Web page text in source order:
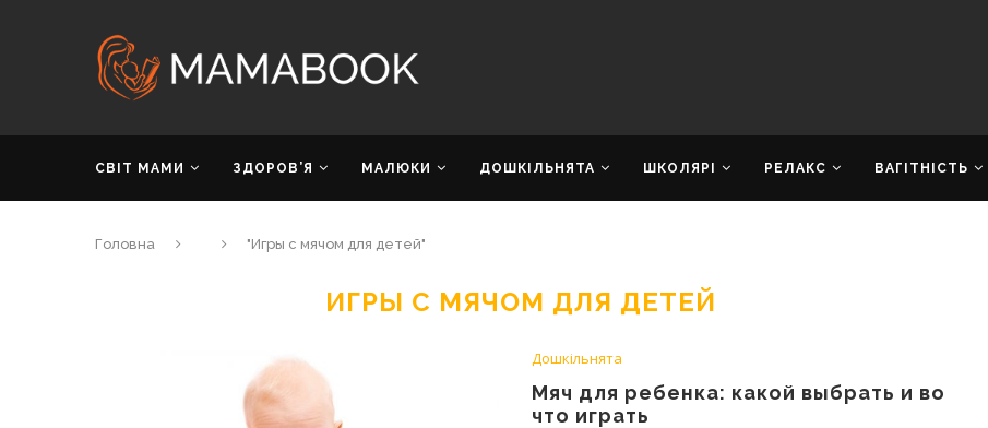
СВІТ МАМИ ЗДОРОВ’Я МАЛЮКИ ДОШКІЛЬНЯТА ШКОЛЯРІ РЕЛАКС ВАГІТНІСТЬ
Головна "Игры с мячом для детей"
ИГРЫ С МЯЧОМ ДЛЯ ДЕТЕЙ
Дошкільнята
Мяч для ребенка: какой выбрать и во
что играть